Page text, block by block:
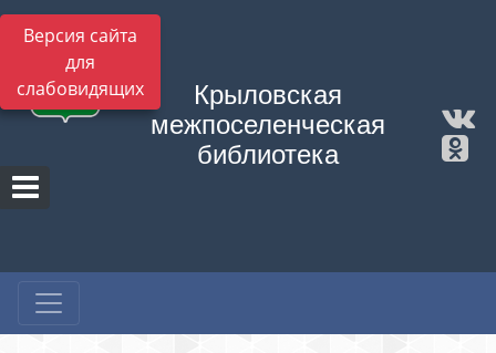
Версия сайта
для
слабовидящих
Крыловская
межпоселенческая
библиотека